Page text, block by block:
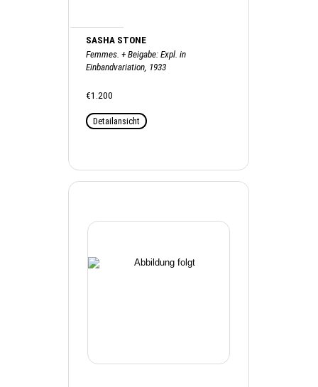
SASHA STONE
Femmes. + Beigabe: Expl. in
Einbandvariation, 1933
€1.200
Detailansicht